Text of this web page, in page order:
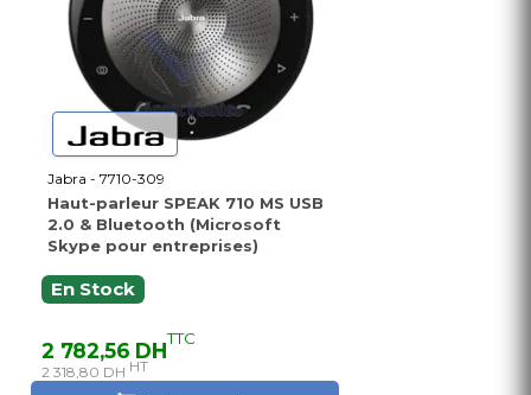
Jabra - 7710-309
Haut-parleur SPEAK 710 MS USB
2.0 & Bluetooth (Microsoft
Skype pour entreprises)
En Stock
2 782,56 DHTTC
2 318,80 DH HT